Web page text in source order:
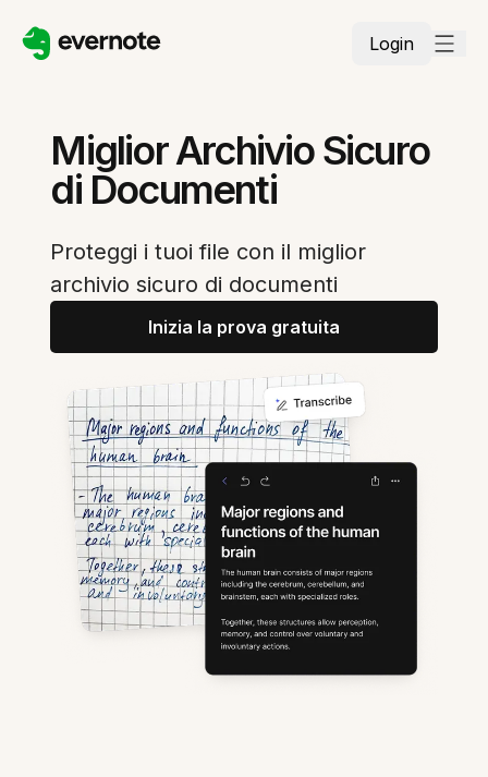
Login
Miglior Archivio Sicuro
di Documenti
Proteggi i tuoi file con il miglior
archivio sicuro di documenti
Inizia la prova gratuita